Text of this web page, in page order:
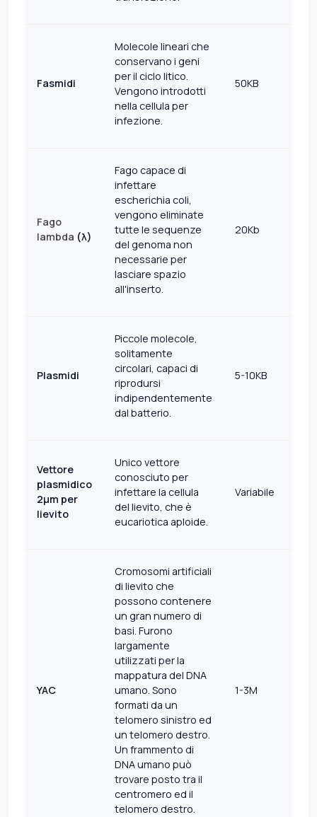
Fasmidi
Molecole lineari che
conservano i geni
per il ciclo litico.
Vengono introdotti
nella cellula per
infezione.
50KB
Fago
lambda (λ)
Fago capace di
infettare
escherichia coli,
vengono eliminate
tutte le sequenze
del genoma non
necessarie per
lasciare spazio
all'inserto.
20Kb
Plasmidi
Piccole molecole,
solitamente
circolari, capaci di
riprodursi
indipendentemente
dal batterio.
5-10KB
Vettore
plasmidico
2μm per
lievito
Unico vettore
conosciuto per
infettare la cellula
del lievito, che è
eucariotica aploide.
Variabile
YAC
Cromosomi artificiali
di lievito che
possono contenere
un gran numero di
basi. Furono
largamente
utilizzati per la
mappatura del DNA
umano. Sono
formati da un
telomero sinistro ed
un telomero destro.
Un frammento di
DNA umano può
trovare posto tra il
centromero ed il
telomero destro.
1-3M